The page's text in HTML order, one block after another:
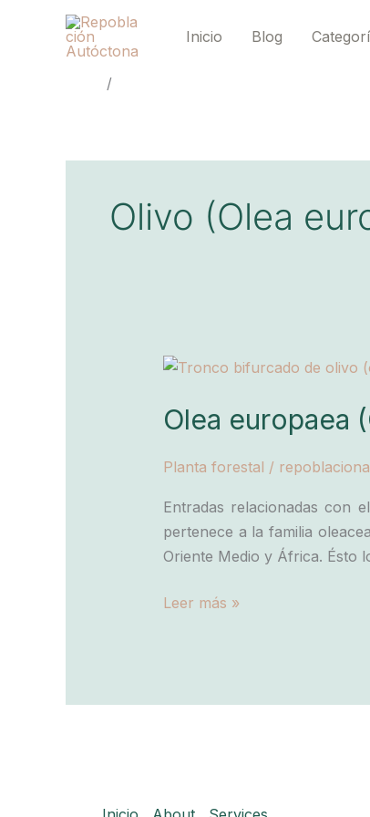
contenido
Inicio Blog
Olivo (Olea
Olea europaea
Planta forestal /
Entradas relacionadas con
pertenece a la familia
Oriente Medio y África. Ésto
Olea
Leer más »